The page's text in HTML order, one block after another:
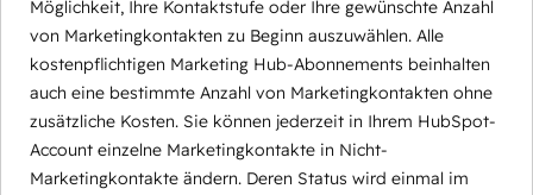
Möglichkeit, Ihre Kontaktstufe oder Ihre gewünschte Anzahl
von Marketingkontakten zu Beginn auszuwählen. Alle
kostenpflichtigen Marketing Hub-Abonnements beinhalten
auch eine bestimmte Anzahl von Marketingkontakten ohne
zusätzliche Kosten. Sie können jederzeit in Ihrem HubSpot-
Account einzelne Marketingkontakte in Nicht-
Marketingkontakte ändern. Deren Status wird einmal im